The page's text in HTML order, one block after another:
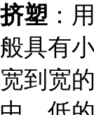
挤塑 ：
般具有
宽到宽